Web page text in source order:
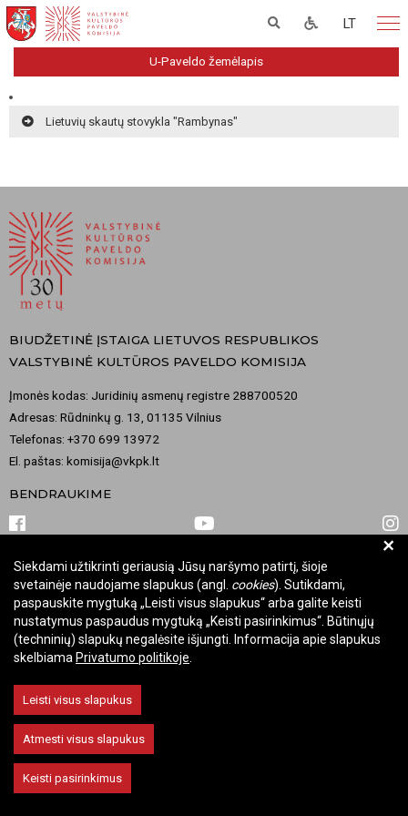
LT
U-Paveldo žemėlapis
Lietuvių skautų stovykla "Rambynas"
BIUDŽETINĖ ĮSTAIGA LIETUVOS RESPUBLIKOS
VALSTYBINĖ KULTŪROS PAVELDO KOMISIJA
Įmonės kodas: Juridinių asmenų registre 288700520
Adresas: Rūdninkų g. 13, 01135 Vilnius
Telefonas: +370 699 13972
El. paštas: komisija@vkpk.lt
BENDRAUKIME
© 2026 Valstybinė kultūros paveldo komisija. Visos teisės saugomos.
Keisti slapukų nustatymus
+
Siekdami užtikrinti geriausią Jūsų naršymo patirtį, šioje
svetainėje naudojame slapukus (angl. cookies). Sutikdami,
paspauskite mygtuką „Leisti visus slapukus“ arba galite keisti
nustatymus paspaudus mygtuką „Keisti pasirinkimus“. Būtinųjų
(techninių) slapukų negalėsite išjungti. Informacija apie slapukus
skelbiama Privatumo politikoje
Leisti visus slapukus
Atmesti visus slapukus
Keisti pasirinkimus